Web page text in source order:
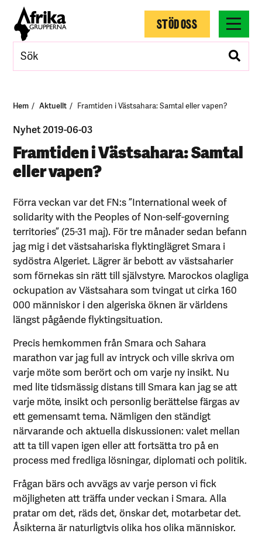
STÖD OSS
Hem Aktuellt Framtiden i Västsahara: Samtal eller vapen?
Nyhet 2019-06-03
Framtiden i Västsahara: Samtal
eller vapen?
Förra veckan var det FN:s ”International week of
solidarity with the Peoples of Non-self-governing
territories” (25-31 maj). För tre månader sedan befann
jag mig i det västsahariska flyktinglägret Smara i
sydöstra Algeriet. Lägrer är bebott av västsaharier
som förnekas sin rätt till självstyre. Marockos olagliga
ockupation av Västsahara som tvingat ut cirka 160
000 människor i den algeriska öknen är världens
längst pågående flyktingsituation.
Precis hemkommen från Smara och Sahara
marathon var jag full av intryck och ville skriva om
varje möte som berört och om varje ny insikt. Nu
med lite tidsmässig distans till Smara kan jag se att
varje möte, insikt och personlig berättelse färgas av
ett gemensamt tema. Nämligen den ständigt
närvarande och aktuella diskussionen: valet mellan
att ta till vapen igen eller att fortsätta tro på en
process med fredliga lösningar, diplomati och politik.
Frågan bärs och avvägs av varje person vi fick
möjligheten att träffa under veckan i Smara. Alla
pratar om det, räds det, önskar det, motarbetar det.
Åsikterna är naturligtvis olika hos olika människor.